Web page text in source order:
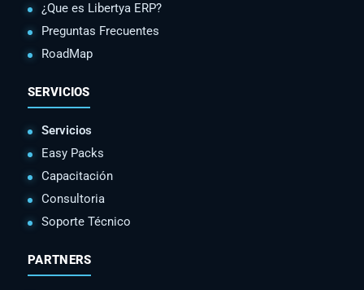
¿Que es Libertya ERP?
Preguntas Frecuentes
RoadMap
SERVICIOS
Servicios
Easy Packs
Capacitación
Consultoria
Soporte Técnico
PARTNERS